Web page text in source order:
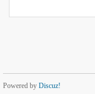
Powered by Discuz!